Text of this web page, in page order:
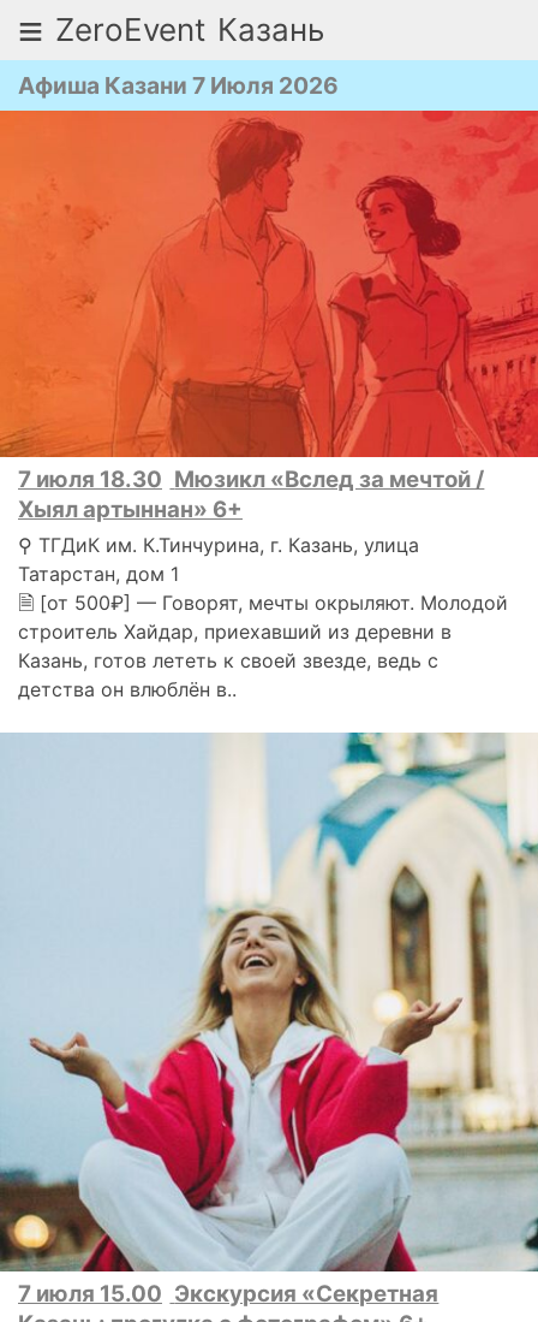
≡ ZeroEvent Казань
Афиша Казани 7 Июля 2026
7 июля 18.30 Мюзикл «Вслед за мечтой /
Хыял артыннан» 6+
⚲ ТГДиК им. К.Тинчурина, г. Казань, улица
Татарстан, дом 1
🗎 [от 500₽] — Говорят, мечты окрыляют. Молодой
строитель Хайдар, приехавший из деревни в
Казань, готов лететь к своей звезде, ведь с
детства он влюблён в..
7 июля 15.00 Экскурсия «Секретная